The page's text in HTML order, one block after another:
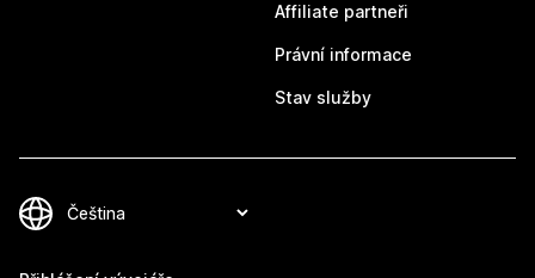
Affiliate partneři
Právní informace
Stav služby